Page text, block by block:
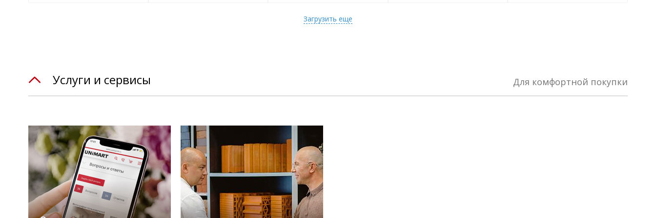
Загрузить еще
Для комфортной покупки
Услуги и сервисы